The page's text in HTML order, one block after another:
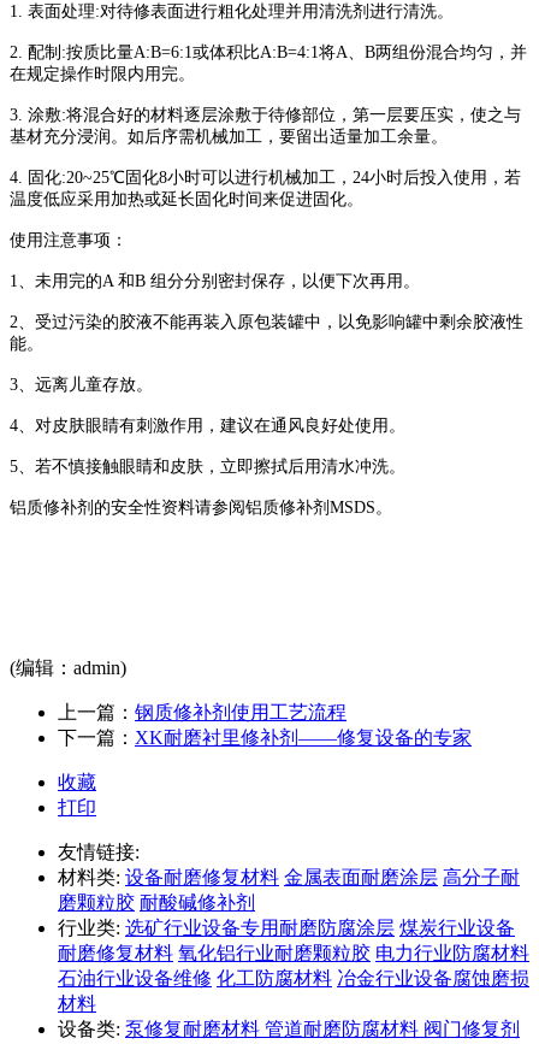
1. 表面处理:对待修表面进行粗化处理并用清洗剂进行清洗。
2. 配制:按质比量A:B=6:1或体积比A:B=4:1将A、B两组份混合均匀，并
在规定操作时限内用完。
3. 涂敷:将混合好的材料逐层涂敷于待修部位，第一层要压实，使之与
基材充分浸润。如后序需机械加工，要留出适量加工余量。
4. 固化:20~25℃固化8小时可以进行机械加工，24小时后投入使用，若
温度低应采用加热或延长固化时间来促进固化。
使用注意事项：
1、未用完的A 和B 组分分别密封保存，以便下次再用。
2、受过污染的胶液不能再装入原包装罐中，以免影响罐中剩余胶液性
能。
3、远离儿童存放。
4、对皮肤眼睛有刺激作用，建议在通风良好处使用。
5、若不慎接触眼睛和皮肤，立即擦拭后用清水冲洗。
铝质修补剂的安全性资料请参阅铝质修补剂MSDS。
(编辑：admin)
上一篇： 钢质修补剂使用工艺流程
下一篇： XK耐磨衬里修补剂——修复设备的专家
收藏
打印
友情链接:
材料类: 设备耐磨修复材料 金属表面耐磨涂层 高分子耐
磨颗粒胶 耐酸碱修补剂
行业类: 选矿行业设备专用耐磨防腐涂层 煤炭行业设备
耐磨修复材料 氧化铝行业耐磨颗粒胶 电力行业防腐材料
石油行业设备维修 化工防腐材料 冶金行业设备腐蚀磨损
材料
设备类: 泵修复耐磨材料 管道耐磨防腐材料 阀门修复剂